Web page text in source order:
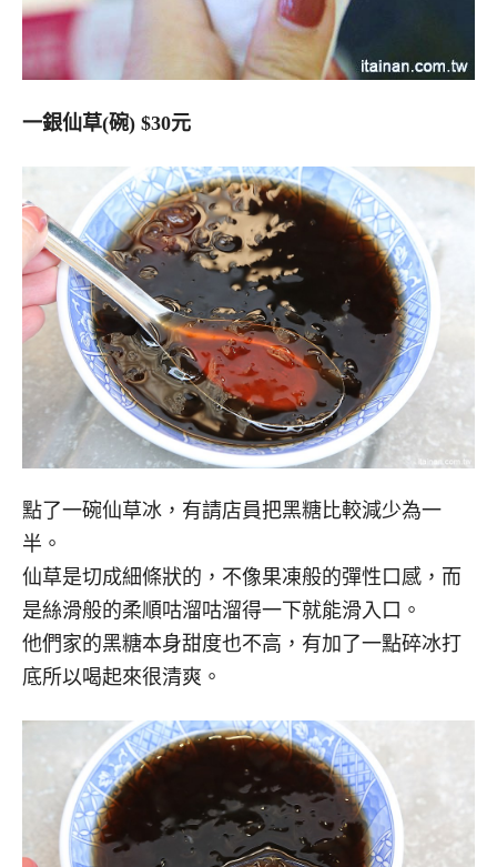
一銀仙草(碗) $30元
點了一碗仙草冰，有請店員把黑糖比較減少為一
半。
仙草是切成細條狀的，不像果凍般的彈性口感，而
是絲滑般的柔順咕溜咕溜得一下就能滑入口。
他們家的黑糖本身甜度也不高，有加了一點碎冰打
底所以喝起來很清爽。